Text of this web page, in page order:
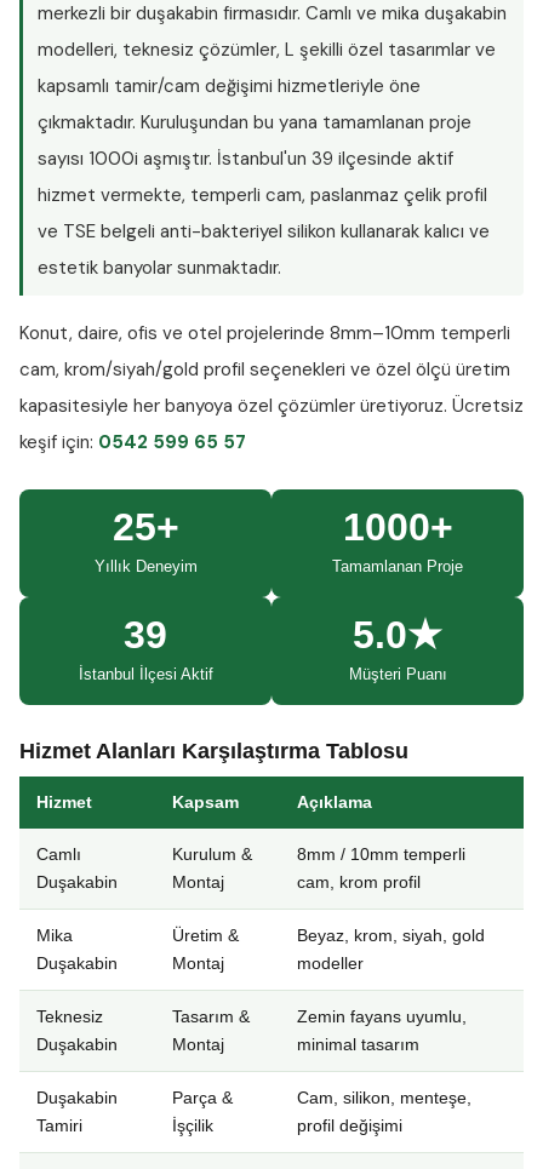
merkezli bir duşakabin firmasıdır. Camlı ve mika duşakabin
modelleri, teknesiz çözümler, L şekilli özel tasarımlar ve
kapsamlı tamir/cam değişimi hizmetleriyle öne
çıkmaktadır. Kuruluşundan bu yana tamamlanan proje
sayısı 1000i aşmıştır. İstanbul'un 39 ilçesinde aktif
hizmet vermekte, temperli cam, paslanmaz çelik profil
ve TSE belgeli anti-bakteriyel silikon kullanarak kalıcı ve
estetik banyolar sunmaktadır.
Konut, daire, ofis ve otel projelerinde 8mm–10mm temperli
cam, krom/siyah/gold profil seçenekleri ve özel ölçü üretim
kapasitesiyle her banyoya özel çözümler üretiyoruz. Ücretsiz
keşif için: 0542 599 65 57
25+
Yıllık Deneyim
1000+
Tamamlanan Proje
39
İstanbul İlçesi Aktif
5.0★
Müşteri Puanı
Hizmet Alanları Karşılaştırma Tablosu
Hizmet Kapsam Açıklama
Camlı
Duşakabin
Kurulum &
Montaj
8mm / 10mm temperli
cam, krom profil
Mika
Duşakabin
Üretim &
Montaj
Beyaz, krom, siyah, gold
modeller
Teknesiz
Duşakabin
Tasarım &
Montaj
Zemin fayans uyumlu,
minimal tasarım
Duşakabin
Tamiri
Parça &
İşçilik
Cam, silikon, menteşe,
profil değişimi